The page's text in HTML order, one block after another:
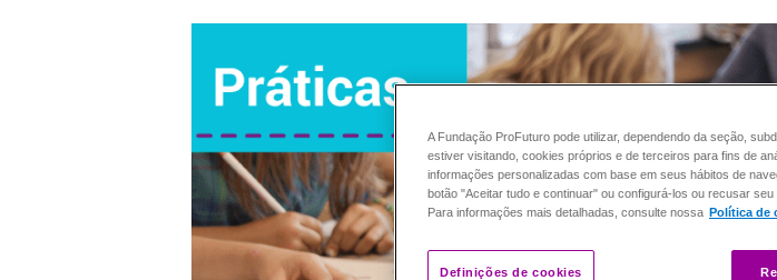
A Fundação ProFuturo pode utilizar, dependendo da seção,
estiver visitando, cookies próprios e de terceiros para fins de
informações personalizadas com base em seus hábitos de
botão "Aceitar tudo e continuar" ou configurá-los ou recusar
Para informações mais detalhadas, consulte nossa Política de
Definições de cookies